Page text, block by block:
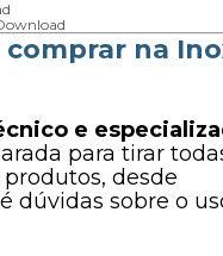
comprar na
e
para tirar
desde
dúvidas sobre o